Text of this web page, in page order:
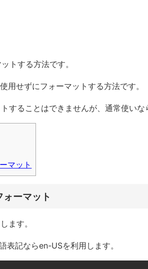
トする方法です。
用せずにフォーマットする方法です。
することはできませんが、通常使いな
マット
ーマット
ます。
記ならen-USを利用します。